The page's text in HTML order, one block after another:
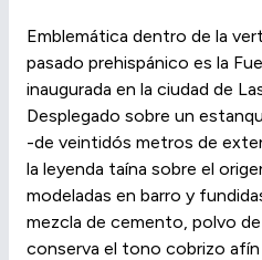
Emblemática dentro de la
pasado prehispánico es la
inaugurada en la ciudad de
Desplegado sobre un
-de veintidós metros de
la leyenda taína sobre el
modeladas en barro y
mezcla de cemento, polvo
conserva el tono cobrizo